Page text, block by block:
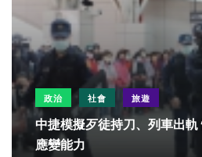
政治 社會 旅遊
中捷模擬歹徒持刀、列車出軌 情境演練展現跨單位
應變能力